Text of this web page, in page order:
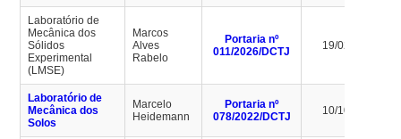
Laboratório de
Mecânica dos
Sólidos
Experimental
(LMSE)
Marcos
Alves
Rabelo
Portaria nº
011/2026/DCTJ
19/02/2030
Laboratório de
Mecânica dos
Solos
Marcelo
Heidemann
Portaria nº
078/2022/DCTJ
10/10/2026